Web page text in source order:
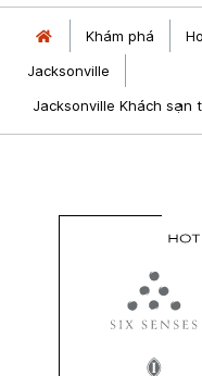
Khám phá
Jacksonville
Jacksonville Khách sạn